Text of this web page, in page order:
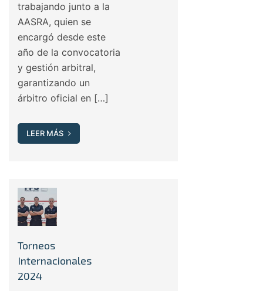
trabajando junto a la
AASRA, quien se
encargó desde este
año de la convocatoria
y gestión arbitral,
garantizando un
árbitro oficial en […]
LEER MÁS
Torneos
Internacionales
2024